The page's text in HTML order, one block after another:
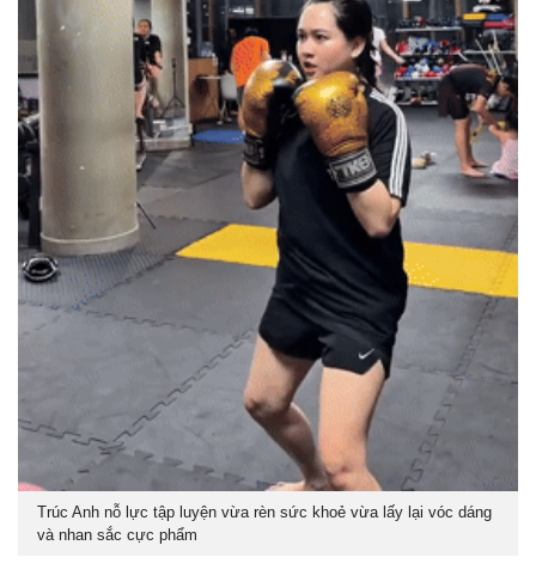
Trúc Anh nỗ lực tập luyện vừa rèn sức khoẻ vừa lấy lại vóc dáng
và nhan sắc cực phẩm